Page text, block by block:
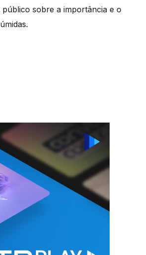
sobre a importância e o